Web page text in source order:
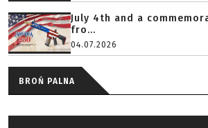
July 4th and a
fro...
04.07.2026
BROŃ PALNA